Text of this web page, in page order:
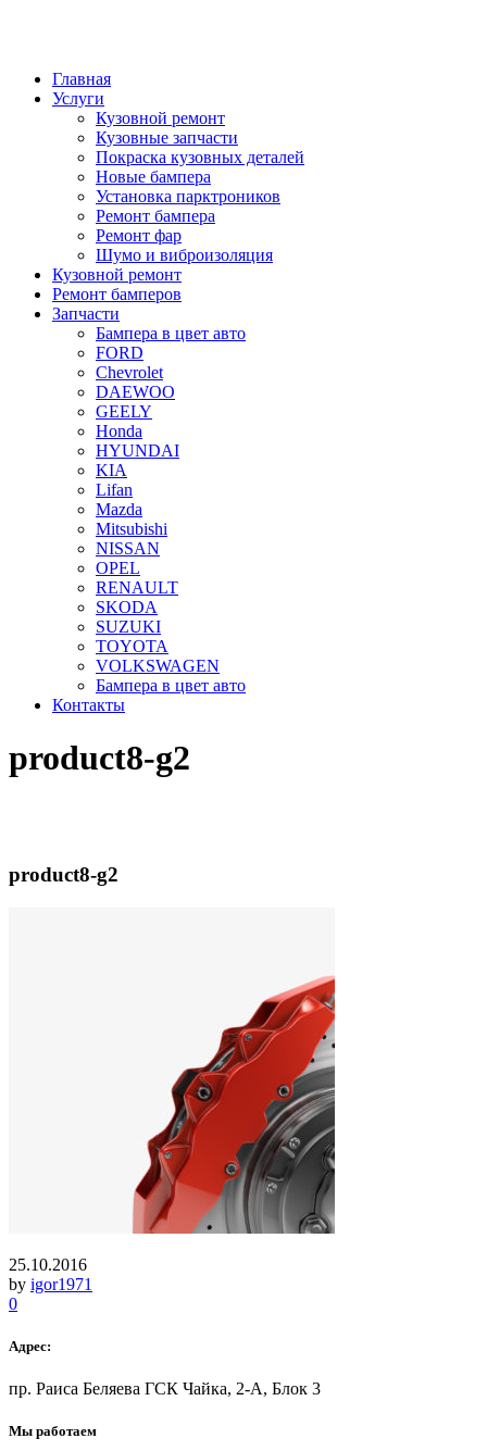
Главная
Услуги
Кузовной ремонт
Кузовные запчасти
Покраска кузовных деталей
Новые бампера
Установка парктроников
Ремонт бампера
Ремонт фар
Шумо и виброизоляция
Кузовной ремонт
Ремонт бамперов
Запчасти
Бампера в цвет авто
FORD
Chevrolet
DAEWOO
GEELY
Honda
HYUNDAI
KIA
Lifan
Mazda
Mitsubishi
NISSAN
OPEL
RENAULT
SKODA
SUZUKI
TOYOTA
VOLKSWAGEN
Бампера в цвет авто
Контакты
product8-g2
product8-g2
25.10.2016
by igor1971
0
Адрес:
пр. Раиса Беляева ГСК Чайка, 2-А, Блок 3
Мы работаем